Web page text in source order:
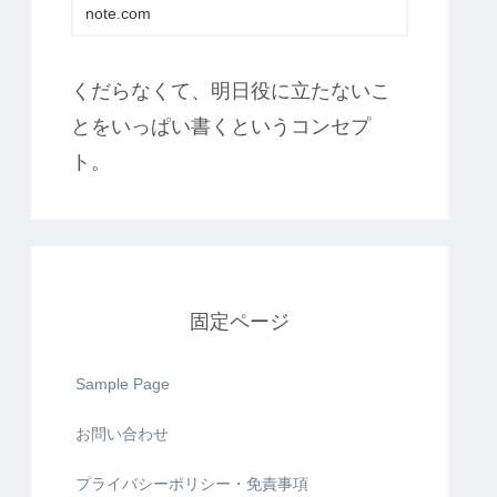
note.com
くだらなくて、明日役に立たないこ
とをいっぱい書くというコンセプ
ト。
固定ページ
Sample Page
お問い合わせ
プライバシーポリシー・免責事項